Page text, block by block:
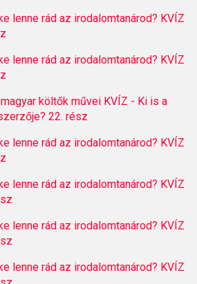
lenne rád az irodalomtanárod? KVÍZ
lenne rád az irodalomtanárod? KVÍZ
költők művei KVÍZ - Ki is a
22. rész
lenne rád az irodalomtanárod? KVÍZ
lenne rád az irodalomtanárod? KVÍZ
lenne rád az irodalomtanárod? KVÍZ
lenne rád az irodalomtanárod? KVÍZ